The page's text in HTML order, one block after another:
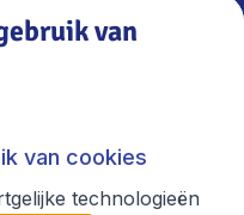
van
van cookies
technologieën